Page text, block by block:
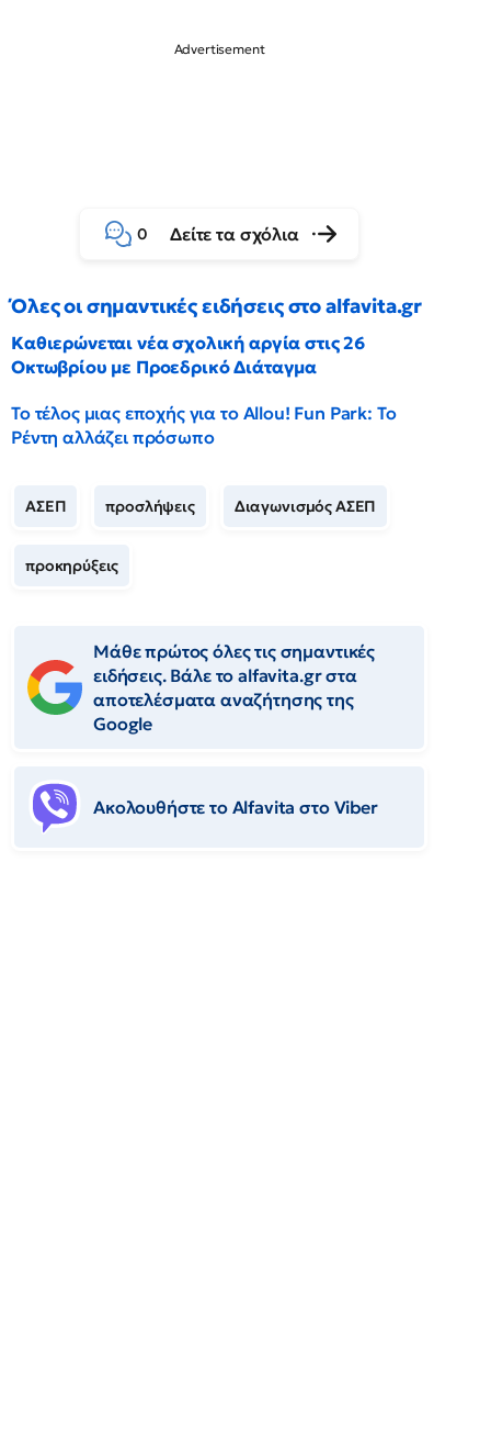
0 Δείτε τα σχόλια
Όλες οι σημαντικές ειδήσεις στο alfavita.gr
Καθιερώνεται νέα σχολική αργία στις 26
Οκτωβρίου με Προεδρικό Διάταγμα
Το τέλος μιας εποχής για το Allou! Fun Park: Το
Ρέντη αλλάζει πρόσωπο
ΑΣΕΠ προσλήψεις Διαγωνισμός ΑΣΕΠ
προκηρύξεις
Μάθε πρώτος όλες τις σημαντικές
ειδήσεις. Βάλε το alfavita.gr στα
αποτελέσματα αναζήτησης της
Google
Ακολουθήστε το Αlfavita στο Viber